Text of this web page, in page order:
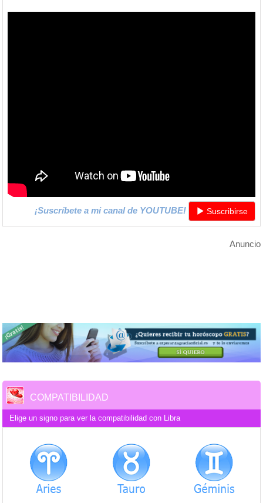
¡Suscríbete a mi canal de YOUTUBE! Suscribirse
Anuncio
COMPATIBILIDAD
Elige un signo para ver la compatibilidad con Libra